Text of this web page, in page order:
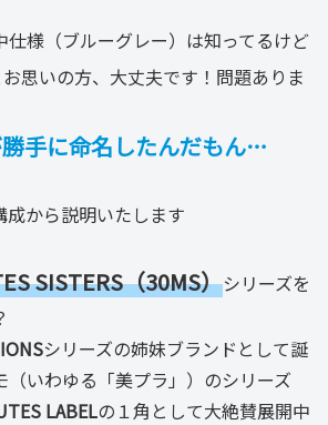
仕様（ブルーグレー）は知ってるけど
思いの方、大丈夫です！問題ありま
手に命名したんだもん…
成から説明いたします
SISTERS（30MS）シリーズを
シリーズの姉妹ブランドとして誕
（いわゆる「美プラ」）のシリーズ
LABELの１角として大絶賛展開中